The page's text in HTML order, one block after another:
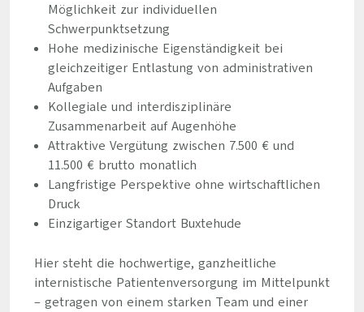
Möglichkeit zur individuellen
Schwerpunktsetzung
Hohe medizinische Eigenständigkeit bei
gleichzeitiger Entlastung von administrativen
Aufgaben
Kollegiale und interdisziplinäre
Zusammenarbeit auf Augenhöhe
Attraktive Vergütung zwischen 7.500 € und
11.500 € brutto monatlich
Langfristige Perspektive ohne wirtschaftlichen
Druck
Einzigartiger Standort Buxtehude
Hier steht die hochwertige, ganzheitliche
internistische Patientenversorgung im Mittelpunkt
– getragen von einem starken Team und einer